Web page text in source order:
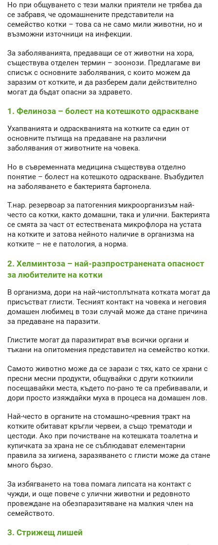
Но при общуването с тези малки приятели не трябва да
се забравя, че одомашнените представители на
семейство котки – това са не само мили животни, но и
възможни източници на инфекции.
За заболяванията, предаващи се от животни на хора,
съществува отделен термин – зоонози. Предлагаме ви
списък с основните заболявания, с които можем да
заразим от котките, и да разберем дали действително
могат да бъдат опасни за здравето.
1. Фелиноза – болест на котешкото одраскване
Ухапванията и одраскванията на котките са един от
основните пътища на предаване на различни
заболявания от животните на човека.
Но в съвременната медицина съществува отделно
понятие – болест на котешкото одраскване. Възбудител
на заболяването е бактерията бартонела.
Т.нар. резервоар за патогенния микроорганизъм най-
често са котки, както домашни, така и улични. Бактерията
се смята за част от естествената микрофлора на устата
на котките и затова нейното наличие в организма на
котките – не е патология, а норма.
2. Хелминтоза – най-разпространената опасност
за любителите на котки
В организма, дори на най-чистоплътната котката могат да
присъстват глисти. Тесният контакт на човека и неговия
домашен любимец в този случай може да стане причина
за предаване на паразити.
Глистите могат да паразитират във всички органи и
тъкани на опитомения представител на семейство котки.
Самото животно може да се зарази с тях, като се храни с
пресни месни продукти, общувайки с други коткиили
посещавайки места, където по-рано те са пребивавали, и
дори просто изяждайки муха в процеса на домашен лов.
Най-често в органите на стомашно-чревния тракт на
котките обитават кръгли червеи, а също трематоди и
цестоди. Ако при почистване на котешката тоалетна и
купичката за храна не се съблюдават елементарни
правила за хигиена, заразяването с глисти може да стане
много бързо.
За избягването на това помага липсата на контакт с
чужди, и още повече с улични животни и редовното
провеждане на обезпаразитяване на малкия член на
семейството.
3. Стрижещ лишей